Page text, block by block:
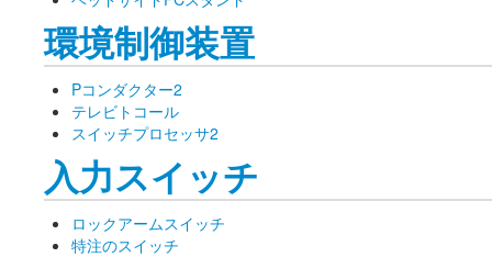
環境制御装置
Pコンダクター2
テレビトコール
スイッチプロセッサ2
入力スイッチ
ロックアームスイッチ
特注のスイッチ